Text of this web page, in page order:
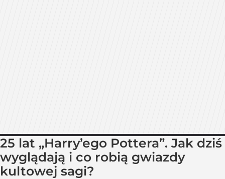
25 lat „Harry’ego Pottera”. Jak dziś
wyglądają i co robią gwiazdy
kultowej sagi?